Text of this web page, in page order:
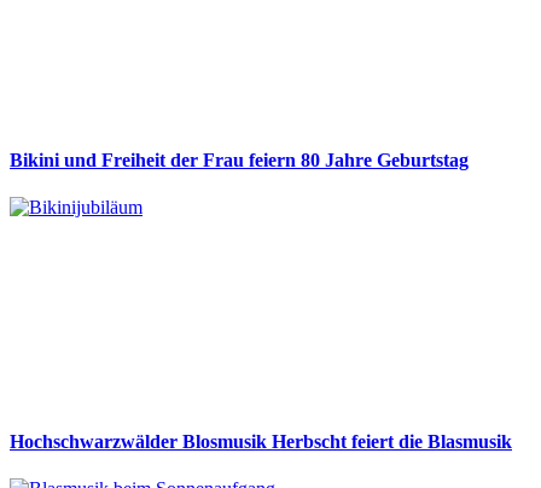
Bikini und Freiheit der Frau feiern 80 Jahre Geburtstag
Hochschwarzwälder Blosmusik Herbscht feiert die Blasmusik